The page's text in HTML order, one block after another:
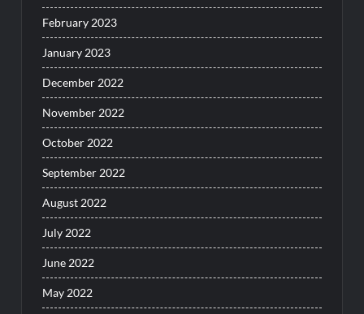
February 2023
January 2023
December 2022
November 2022
October 2022
September 2022
August 2022
July 2022
June 2022
May 2022